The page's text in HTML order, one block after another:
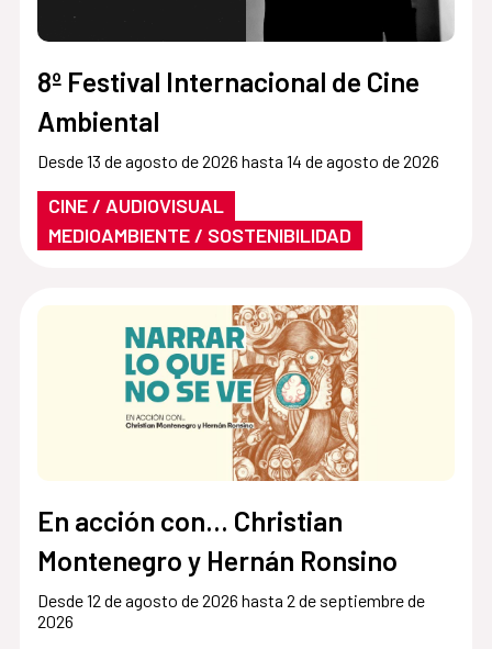
8º Festival Internacional de Cine
Ambiental
Desde 13 de agosto de 2026 hasta 14 de agosto de 2026
CINE / AUDIOVISUAL
MEDIOAMBIENTE / SOSTENIBILIDAD
En acción con... Christian
Montenegro y Hernán Ronsino
Desde 12 de agosto de 2026 hasta 2 de septiembre de
2026